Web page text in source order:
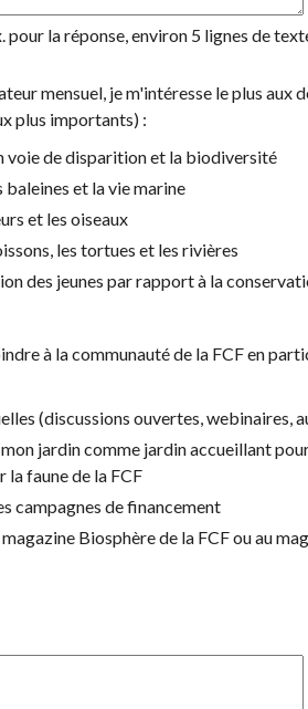
pour la réponse, environ 5 lignes de
mensuel, je m'intéresse le plus aux
plus importants) :
voie de disparition et la biodiversité
baleines et la vie marine
et les oiseaux
les tortues et les rivières
des jeunes par rapport à la
à la communauté de la FCF en
(discussions ouvertes, webinaires,
jardin comme jardin accueillant
la faune de la FCF
campagnes de financement
Biosphère de la FCF ou au